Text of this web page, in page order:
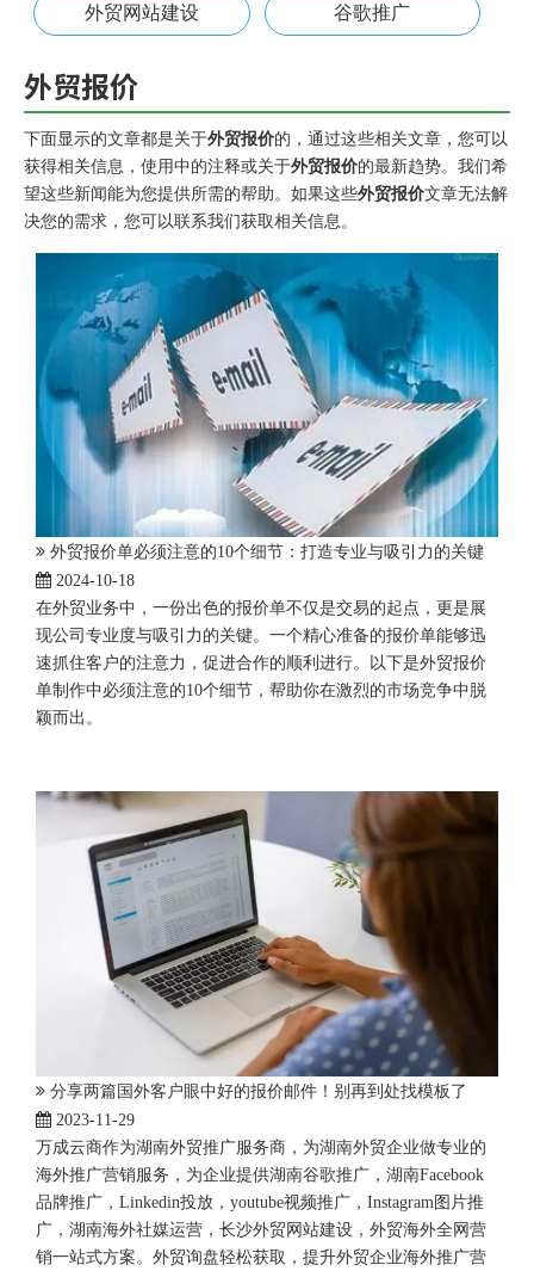
外贸网站建设 谷歌推广
外贸报价
下面显示的文章都是关于外贸报价的，通过这些相关文章，您可以
获得相关信息，使用中的注释或关于外贸报价的最新趋势。我们希
望这些新闻能为您提供所需的帮助。如果这些外贸报价文章无法解
决您的需求，您可以联系我们获取相关信息。
外贸报价单必须注意的10个细节：打造专业与吸引力的关键
2024-10-18
在外贸业务中，一份出色的报价单不仅是交易的起点，更是展
现公司专业度与吸引力的关键。一个精心准备的报价单能够迅
速抓住客户的注意力，促进合作的顺利进行。以下是外贸报价
单制作中必须注意的10个细节，帮助你在激烈的市场竞争中脱
颖而出。
分享两篇国外客户眼中好的报价邮件！别再到处找模板了
2023-11-29
万成云商作为湖南外贸推广服务商，为湖南外贸企业做专业的
海外推广营销服务，为企业提供湖南谷歌推广，湖南Facebook
品牌推广，Linkedin投放，youtube视频推广，Instagram图片推
广，湖南海外社媒运营，长沙外贸网站建设，外贸海外全网营
销一站式方案。外贸询盘轻松获取，提升外贸企业海外推广营